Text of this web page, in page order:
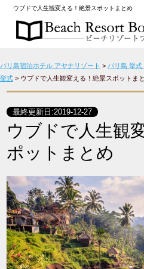
ウブドで人生観変える！絶景スポットまとめ
バリ島宿泊ホテル アヤナリゾート > バリ島 挙式
挙式 > ウブドで人生観変える！絶景スポットま
最終更新日:2019-12-27
ウブドで人生観
ポットまとめ